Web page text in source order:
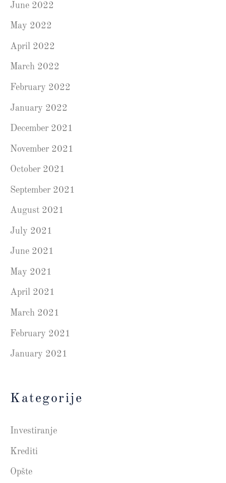
June 2022
May 2022
April 2022
March 2022
February 2022
January 2022
December 2021
November 2021
October 2021
September 2021
August 2021
July 2021
June 2021
May 2021
April 2021
March 2021
February 2021
January 2021
Kategorije
Investiranje
Krediti
Opšte